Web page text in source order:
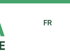
FR